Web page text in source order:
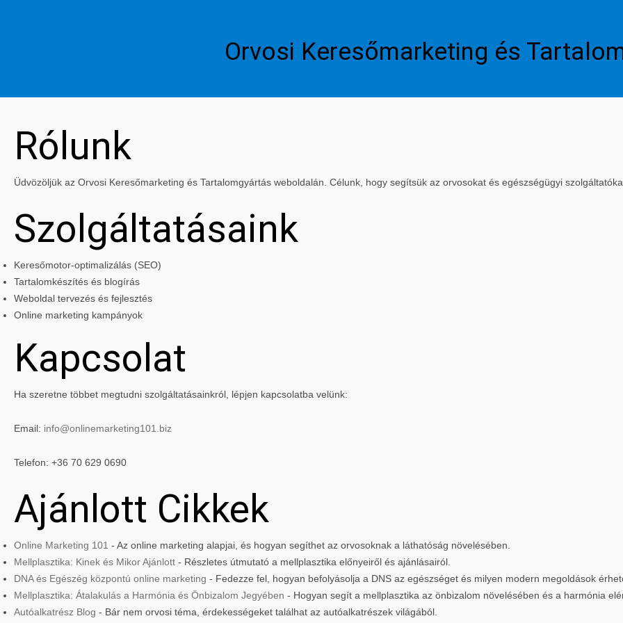
Orvosi Keresőmarketing és
Rólunk
Üdvözöljük az Orvosi Keresőmarketing és Tartalomgyártás weboldalán. Célunk, hogy segítsük az orvosokat és egészségügyi
Szolgáltatásaink
Keresőmotor-optimalizálás (SEO)
Tartalomkészítés és blogírás
Weboldal tervezés és fejlesztés
Online marketing kampányok
Kapcsolat
Ha szeretne többet megtudni szolgáltatásainkról, lépjen kapcsolatba velünk:
Email: info@onlinemarketing101.biz
Telefon: +36 70 629 0690
Ajánlott Cikkek
Online Marketing 101 - Az online marketing alapjai, és hogyan segíthet az orvosoknak a láthatóság növelésében.
Mellplasztika: Kinek és Mikor Ajánlott - Részletes útmutató a mellplasztika előnyeiről és ajánlásairól.
DNA és Egészég központú online marketing - Fedezze fel, hogyan befolyásolja a DNS az egészséget és milyen modern megoldások
Mellplasztika: Átalakulás a Harmónia és Önbizalom Jegyében - Hogyan segít a mellplasztika az önbizalom növelésében és a harmónia
Autóalkatrész Blog - Bár nem orvosi téma, érdekességeket találhat az autóalkatrészek világából.